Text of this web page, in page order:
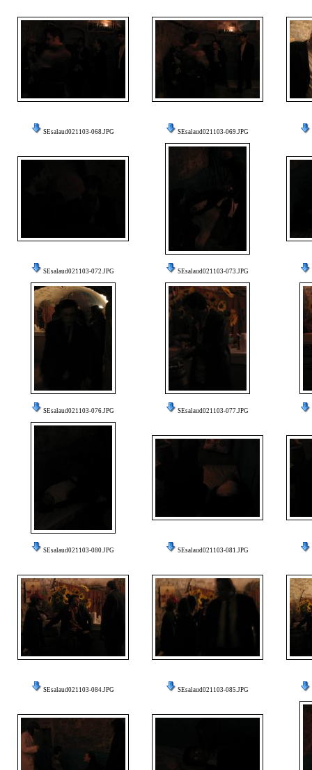
SEsalaud021103-068.JPG SEsalaud021103-069.JPG
SEsalaud021103-072.JPG SEsalaud021103-073.JPG
SEsalaud021103-076.JPG SEsalaud021103-077.JPG
SEsalaud021103-080.JPG SEsalaud021103-081.JPG
SEsalaud021103-084.JPG SEsalaud021103-085.JPG